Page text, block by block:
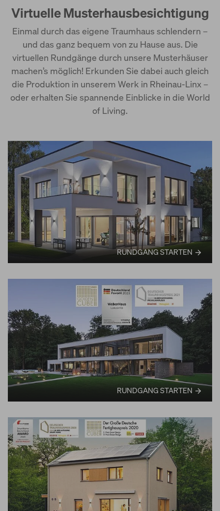
Virtuelle Musterhausbesichtigung
Einmal durch das eigene Traumhaus schlendern –
und das ganz bequem von zu Hause aus. Die
virtuellen Rundgänge durch unsere Musterhäuser
machen’s möglich! Erkunden Sie dabei auch gleich
die Produktion in unserem Werk in Rheinau-Linx –
oder erhalten Sie spannende Einblicke in die World
of Living.
RUNDGANG STARTEN
RUNDGANG STARTEN
Kundenhausbesichtigung